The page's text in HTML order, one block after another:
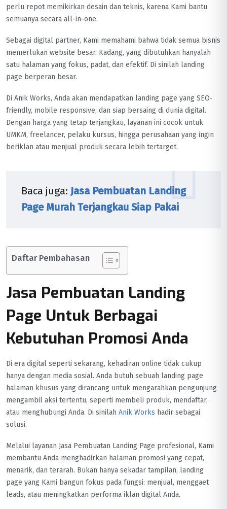
perlu repot memikirkan desain dan teknis, karena Kami bantu
semuanya secara all-in-one.
Sebagai digital partner, Kami memahami bahwa tidak semua bisnis
memerlukan website besar. Kadang, yang dibutuhkan hanyalah
satu halaman yang fokus, padat, dan efektif. Di sinilah landing
page berperan besar.
Di Anik Works, Anda akan mendapatkan landing page yang SEO-
friendly, mobile responsive, dan siap bersaing di dunia digital.
Dengan harga yang tetap terjangkau, layanan ini cocok untuk
UMKM, freelancer, pelaku kursus, hingga perusahaan yang ingin
beriklan atau menjual produk secara lebih tertarget.
Baca juga: Jasa Pembuatan Landing
Page Murah Terjangkau Siap Pakai
Daftar Pembahasan
Jasa Pembuatan Landing
Page Untuk Berbagai
Kebutuhan Promosi Anda
Di era digital seperti sekarang, kehadiran online tidak cukup
hanya dengan media sosial. Anda butuh sebuah landing page
halaman khusus yang dirancang untuk mengarahkan pengunjung
mengambil aksi tertentu, seperti membeli produk, mendaftar,
atau menghubungi Anda. Di sinilah Anik Works hadir sebagai
solusi.
Melalui layanan Jasa Pembuatan Landing Page profesional, Kami
membantu Anda menghadirkan halaman promosi yang cepat,
menarik, dan terarah. Bukan hanya sekadar tampilan, landing
page yang Kami bangun fokus pada fungsi: menjual, menggaet
leads, atau meningkatkan performa iklan digital Anda.